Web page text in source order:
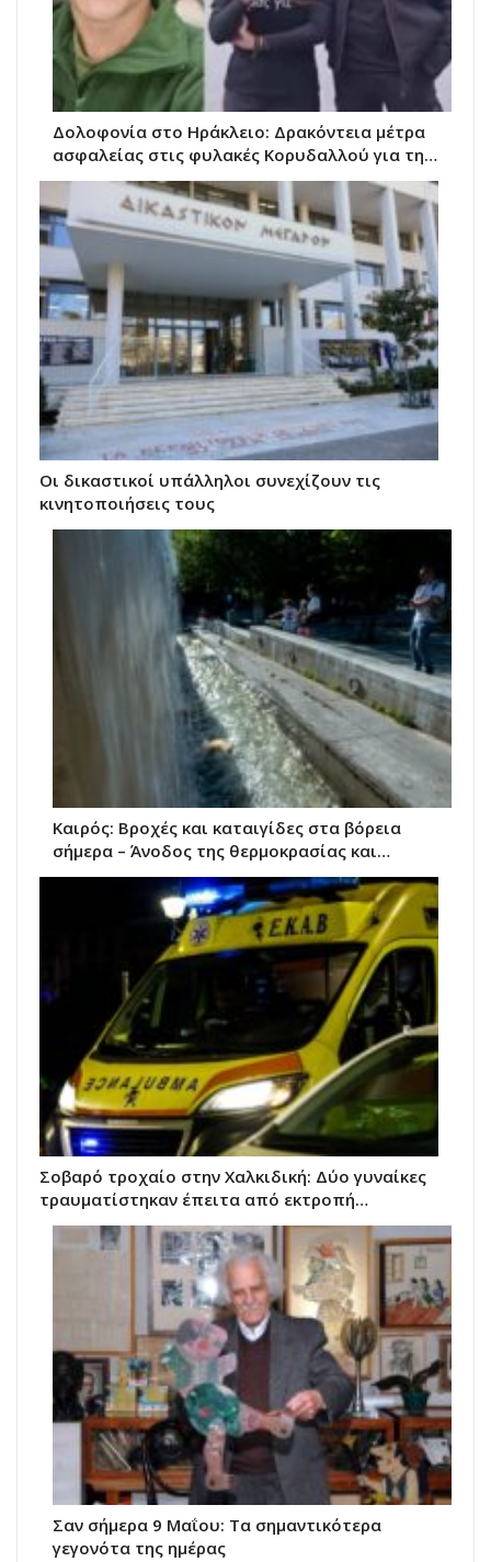
Δολοφονία στο Ηράκλειο: Δρακόντεια μέτρα
ασφαλείας στις φυλακές Κορυδαλλού για τη…
Οι δικαστικοί υπάλληλοι συνεχίζουν τις
κινητοποιήσεις τους
Καιρός: Βροχές και καταιγίδες στα βόρεια
σήμερα – Άνοδος της θερμοκρασίας και…
Σοβαρό τροχαίο στην Χαλκιδική: Δύο γυναίκες
τραυματίστηκαν έπειτα από εκτροπή…
Σαν σήμερα 9 Μαΐου: Τα σημαντικότερα
γεγονότα της ημέρας